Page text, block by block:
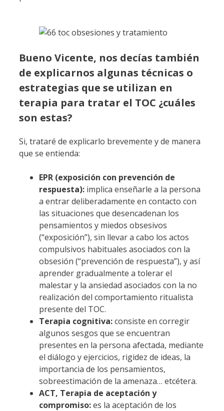
Bueno Vicente, nos decías también
de explicarnos algunas técnicas o
estrategias que se utilizan en
terapia para tratar el TOC ¿cuáles
son estas?
Si, trataré de explicarlo brevemente y de manera
que se entienda:
EPR (exposición con prevención de
respuesta): implica enseñarle a la persona
a entrar deliberadamente en contacto con
las situaciones que desencadenan los
pensamientos y miedos obsesivos
(“exposición”), sin llevar a cabo los actos
compulsivos habituales asociados con la
obsesión (“prevención de respuesta”), y así
aprender gradualmente a tolerar el
malestar y la ansiedad asociados con la no
realización del comportamiento ritualista
presente del TOC.
Terapia cognitiva:consiste en corregir
algunos sesgos que se encuentran
presentes en la persona afectada, mediante
el diálogo y ejercicios, rigidez de ideas, la
importancia de los pensamientos,
sobreestimación de la amenaza… etcétera.
ACT, Terapia de aceptación y
compromiso:es la aceptación de los